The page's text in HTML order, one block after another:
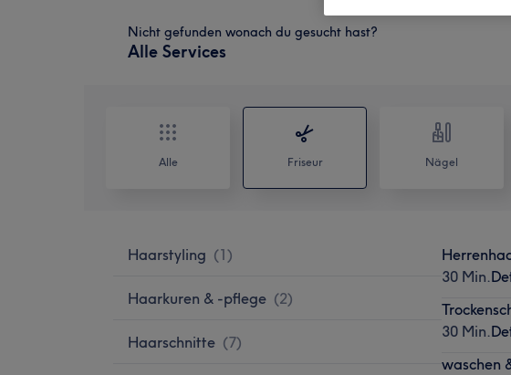
Nicht gefunden wonach du gesucht hast?
Alle Services
Alle Friseur Nägel
Haarstyling (1)
Haarkuren & -pflege (2)
Haarschnitte (7)
30 Min.
30 Min.
waschen